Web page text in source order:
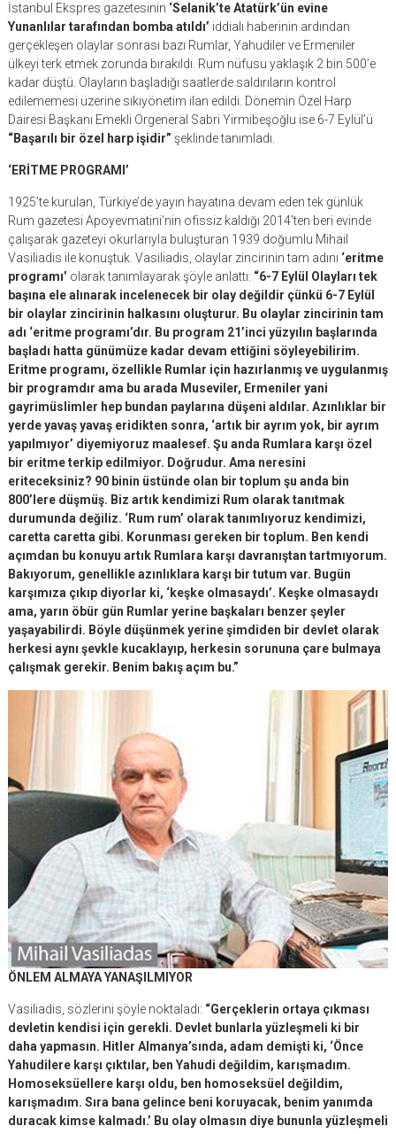
İstanbul Ekspres gazetesinin ‘Selanik’te Atatürk’ün evine
Yunanlılar tarafından bomba atıldı’ iddialı haberinin ardından
gerçekleşen olaylar sonrası bazı Rumlar, Yahudiler ve Ermeniler
ülkeyi terk etmek zorunda bırakıldı. Rum nüfusu yaklaşık 2 bin 500’e
kadar düştü. Olayların başladığı saatlerde saldırıların kontrol
edilememesi üzerine sıkıyönetim ilan edildi. Dönemin Özel Harp
Dairesi Başkanı Emekli Orgeneral Sabri Yirmibeşoğlu ise 6-7 Eylül’ü
“Başarılı bir özel harp işidir” şeklinde tanımladı.
‘ERİTME PROGRAMI’
1925’te kurulan, Türkiye’de yayın hayatına devam eden tek günlük
Rum gazetesi Apoyevmatini’nin ofissiz kaldığı 2014’ten beri evinde
çalışarak gazeteyi okurlarıyla buluşturan 1939 doğumlu Mihail
Vasiliadis ile konuştuk. Vasiliadis, olaylar zincirinin tam adını ‘eritme
programı’ olarak tanımlayarak şöyle anlattı: “6-7 Eylül Olayları tek
başına ele alınarak incelenecek bir olay değildir çünkü 6-7 Eylül
bir olaylar zincirinin halkasını oluşturur. Bu olaylar zincirinin tam
adı ‘eritme programı’dır. Bu program 21’inci yüzyılın başlarında
başladı hatta günümüze kadar devam ettiğini söyleyebilirim.
Eritme programı, özellikle Rumlar için hazırlanmış ve uygulanmış
bir programdır ama bu arada Museviler, Ermeniler yani
gayrimüslimler hep bundan paylarına düşeni aldılar. Azınlıklar bir
yerde yavaş yavaş eridikten sonra, ‘artık bir ayrım yok, bir ayrım
yapılmıyor’ diyemiyoruz maalesef. Şu anda Rumlara karşı özel
bir eritme terkip edilmiyor. Doğrudur. Ama neresini
eriteceksiniz? 90 binin üstünde olan bir toplum şu anda bin
800’lere düşmüş. Biz artık kendimizi Rum olarak tanıtmak
durumunda değiliz. ‘Rum rum’ olarak tanımlıyoruz kendimizi,
caretta caretta gibi. Korunması gereken bir toplum. Ben kendi
açımdan bu konuyu artık Rumlara karşı davranıştan tartmıyorum.
Bakıyorum, genellikle azınlıklara karşı bir tutum var. Bugün
karşımıza çıkıp diyorlar ki, ‘keşke olmasaydı’. Keşke olmasaydı
ama, yarın öbür gün Rumlar yerine başkaları benzer şeyler
yaşayabilirdi. Böyle düşünmek yerine şimdiden bir devlet olarak
herkesi aynı şevkle kucaklayıp, herkesin sorununa çare bulmaya
çalışmak gerekir. Benim bakış açım bu.”
ÖNLEM ALMAYA YANAŞILMIYOR
Vasiliadis, sözlerini şöyle noktaladı: “Gerçeklerin ortaya çıkması
devletin kendisi için gerekli. Devlet bunlarla yüzleşmeli ki bir
daha yapmasın. Hitler Almanya’sında, adam demişti ki, ‘Önce
Yahudilere karşı çıktılar, ben Yahudi değildim, karışmadım.
Homoseksüellere karşı oldu, ben homoseksüel değildim,
karışmadım. Sıra bana gelince beni koruyacak, benim yanımda
duracak kimse kalmadı.’ Bu olay olmasın diye bununla yüzleşmeli